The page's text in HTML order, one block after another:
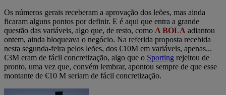
Os números gerais receberam a aprovação dos leões, mas ainda
ficaram alguns pontos por definir. E é aqui que entra a grande
questão das variáveis, algo que, de resto, como A BOLA adiantou
ontem, ainda bloqueava o negócio. Na referida proposta recebida
nesta segunda-feira pelos leões, dos €10M em variáveis, apenas...
€3M eram de fácil concretização, algo que o Sporting rejeitou de
pronto, uma vez que, convém lembrar, apontou sempre de que esse
montante de €10 M seriam de fácil concretização.